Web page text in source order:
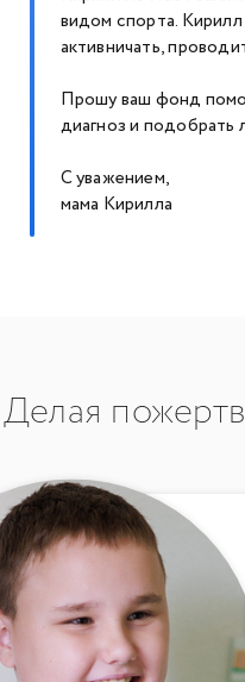
видом спорта.
активничать,
Прошу ваш фонд
диагноз и подобрать
С уважением,
мама Кирилла
Делая